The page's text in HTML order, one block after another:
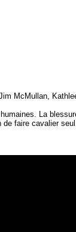
McMullan,
La
de faire cavalier